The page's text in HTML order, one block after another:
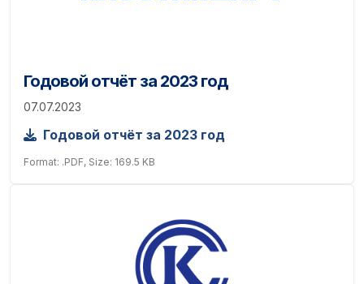
Годовой отчёт за 2023 год
07.07.2023
Годовой отчёт за 2023 год
Format: .PDF, Size: 169.5 KB